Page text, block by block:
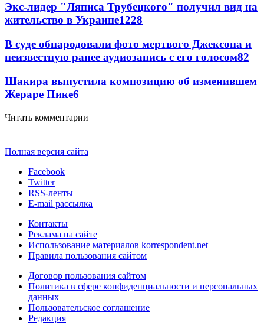
Экс-лидер "Ляписа Трубецкого" получил вид на
жительство в Украине1228
В суде обнародовали фото мертвого Джексона и
неизвестную ранее аудиозапись с его голосом82
Шакира выпустила композицию об изменившем
Жераре Пике6
Читать комментарии
Полная версия сайта
Facebook
Twitter
RSS-ленты
E-mail рассылка
Контакты
Реклама на сайте
Использование материалов korrespondent.net
Правила пользования сайтом
Договор пользования сайтом
Политика в сфере конфиденциальности и персональных
данных
Пользовательское соглашение
Редакция